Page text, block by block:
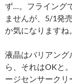
ず…。フライング
ませんが、5/1発
か気になりますね。
液晶はバリアング
ら、それはOKと
ージセンサーク